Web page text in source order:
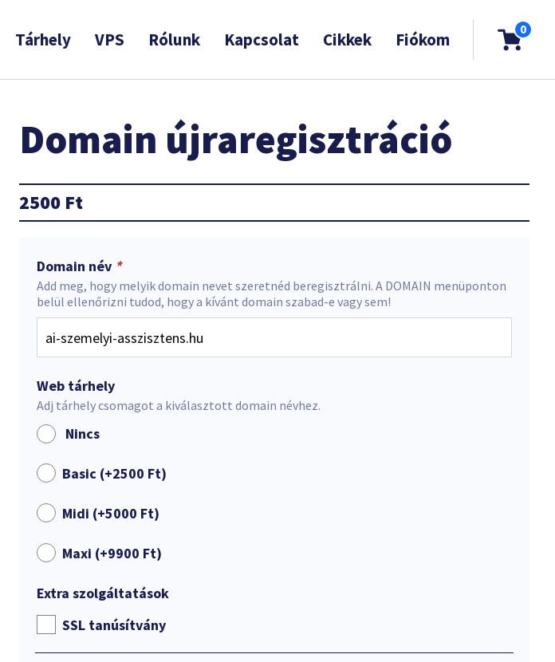
Tárhely VPS Rólunk Kapcsolat Cikkek Fiókom 0
Domain újraregisztráció
2500 Ft
Domain név *
Add meg, hogy melyik domain nevet szeretnéd beregisztrálni. A DOMAIN menüponton
belül ellenőrizni tudod, hogy a kívánt domain szabad-e vagy sem!
Web tárhely
Adj tárhely csomagot a kiválasztott domain névhez.
Nincs
Basic (+2500 Ft)
Midi (+5000 Ft)
Maxi (+9900 Ft)
Extra szolgáltatások
SSL tanúsítvány